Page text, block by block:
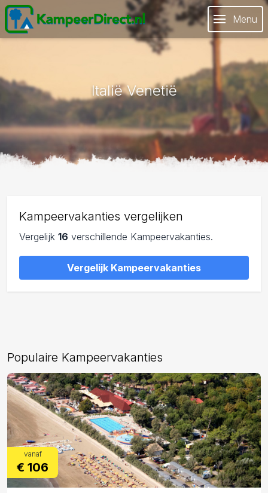
Menu
Italië Venetië
Kampeervakanties vergelijken
Vergelijk 16 verschillende Kampeervakanties.
Vergelijk Kampeervakanties
Populaire Kampeervakanties
vanaf
€ 106